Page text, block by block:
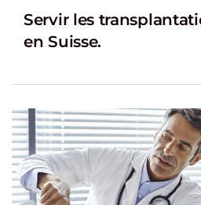
Servir les
en Suisse.